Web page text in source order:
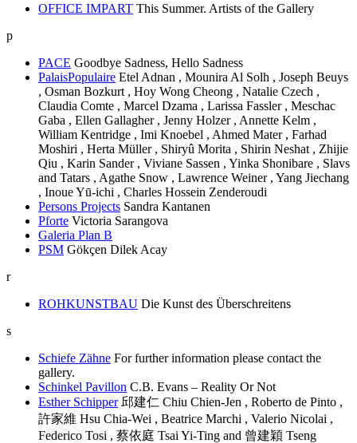
OFFICE IMPART This Summer. Artists of the Gallery
p
PACE Goodbye Sadness, Hello Sadness
PalaisPopulaire Etel Adnan , Mounira Al Solh , Joseph Beuys
, Osman Bozkurt , Hoy Wong Cheong , Natalie Czech ,
Claudia Comte , Marcel Dzama , Larissa Fassler , Meschac
Gaba , Ellen Gallagher , Jenny Holzer , Annette Kelm ,
William Kentridge , Imi Knoebel , Ahmed Mater , Farhad
Moshiri , Herta Müller , Shiryû Morita , Shirin Neshat , Zhijie
Qiu , Karin Sander , Viviane Sassen , Yinka Shonibare , Slavs
and Tatars , Agathe Snow , Lawrence Weiner , Yang Jiechang
, Inoue Yū-ichi , Charles Hossein Zenderoudi
Persons Projects Sandra Kantanen
Pforte Victoria Sarangova
Galeria Plan B
PSM Gökçen Dilek Acay
r
ROHKUNSTBAU Die Kunst des Überschreitens
s
Schiefe Zähne For further information please contact the
gallery.
Schinkel Pavillon C.B. Evans – Reality Or Not
Esther Schipper 邱建仁 Chiu Chien-Jen , Roberto de Pinto ,
許家維 Hsu Chia-Wei , Beatrice Marchi , Valerio Nicolai ,
Federico Tosi , 蔡依庭 Tsai Yi-Ting and 曾建穎 Tseng